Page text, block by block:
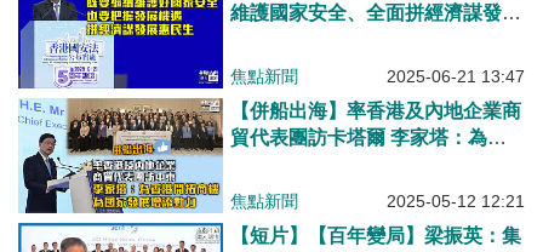
維護國家安全、全面拼經濟謀發展
焦點新聞 2025-06-21 13:47
【併船出海】率香港及內地企業商
貿代表團訪卡塔爾 李家塔：為香
焦點新聞 2025-05-12 12:21
【短片】【百年變局】梁振英：集